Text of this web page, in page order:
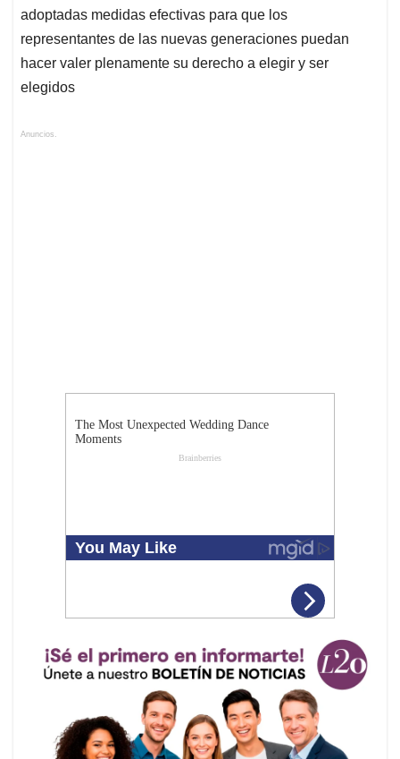
adoptadas medidas efectivas para que los
representantes de las nuevas generaciones puedan
hacer valer plenamente su derecho a elegir y ser
elegidos
Anuncios.